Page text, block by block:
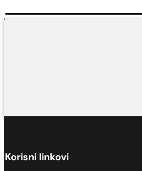
Korisni linkovi